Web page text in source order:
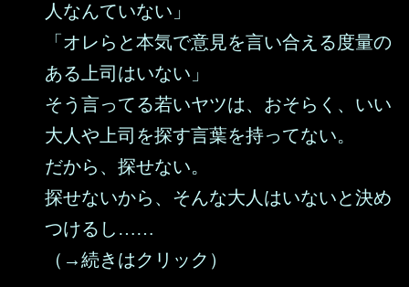
人なんていない」
「オレらと本気で意見を言い合える度量の
ある上司はいない」
そう言ってる若いヤツは、おそらく、いい
大人や上司を探す言葉を持ってない。
だから、探せない。
探せないから、そんな大人はいないと決め
つけるし……
（→続きはクリック）